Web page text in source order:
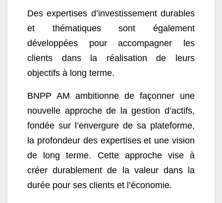
Des expertises d’investissement durables
et thématiques sont également
développées pour accompagner les
clients dans la réalisation de leurs
objectifs à long terme.
BNPP AM ambitionne de façonner une
nouvelle approche de la gestion d’actifs,
fondée sur l’envergure de sa plateforme,
la profondeur des expertises et une vision
de long terme. Cette approche vise à
créer durablement de la valeur dans la
durée pour ses clients et l’économie.